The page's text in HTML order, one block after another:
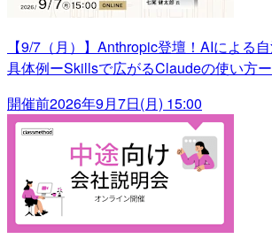
【9/7（月）】Anthropic登壇！AIによる
具体例ーSkillsで広がるClaudeの使い方ー
開催前2026年9月7日(月) 15:00